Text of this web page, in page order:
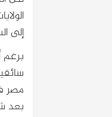
إلى
برغم
مصر
بعد